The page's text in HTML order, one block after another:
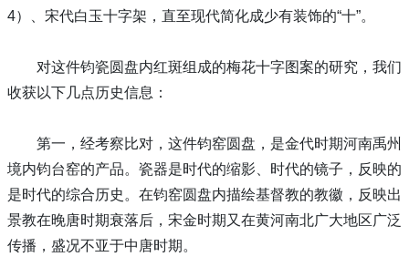
4）、宋代白玉十字架，直至现代简化成少有装饰的“十”。
对这件钧瓷圆盘内红斑组成的梅花十字图案的研究，我们
收获以下几点历史信息：
第一，经考察比对，这件钧窑圆盘，是金代时期河南禹州
境内钧台窑的产品。瓷器是时代的缩影、时代的镜子，反映的
是时代的综合历史。在钧窑圆盘内描绘基督教的教徽，反映出
景教在晚唐时期衰落后，宋金时期又在黄河南北广大地区广泛
传播，盛况不亚于中唐时期。